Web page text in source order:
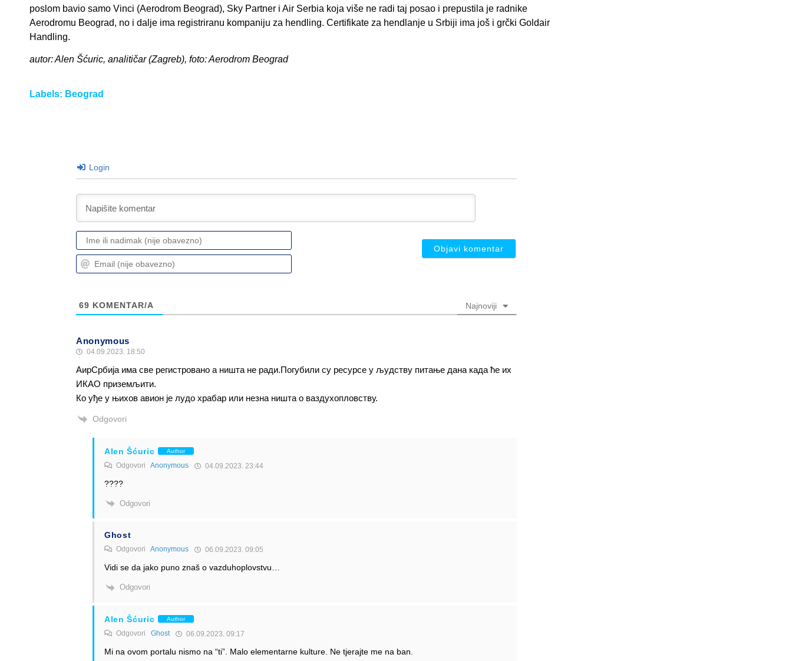
poslom bavio samo Vinci (Aerodrom Beograd), Sky Partner i Air Serbia koja više ne radi taj posao i prepustila je radnike
Aerodromu Beograd, no i dalje ima registriranu kompaniju za hendling. Certifikate za hendlanje u Srbiji ima još i grčki Goldair
Handling.
autor: Alen Šćuric, analitičar (Zagreb), foto: Aerodrom Beograd
Labels: Beograd
Login
Ime
ili
nadimak
Email
(nije
69 KOMENTAR/A Najnoviji
Anonymous
04.09.2023. 18:50
АирСрбија има све регистровано а ништа не ради.Погубили су ресурсе у људству питање дана када ће их
ИКАО приземљити.
Ко уђе у њихов авион је лудо храбар или незна ништа о ваздухопловству.
Odgovori
Alen Šćuric Author
Odgovori Anonymous 04.09.2023. 23:44
????
Odgovori
Ghost
Odgovori Anonymous 06.09.2023. 09:05
Vidi se da jako puno znaš o vazduhoplovstvu…
Odgovori
Alen Šćuric Author
Odgovori Ghost 06.09.2023. 09:17
Mi na ovom portalu nismo na “ti”. Malo elementarne kulture. Ne tjerajte me na ban.